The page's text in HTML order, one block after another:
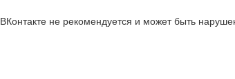
не рекомендуется и может быть